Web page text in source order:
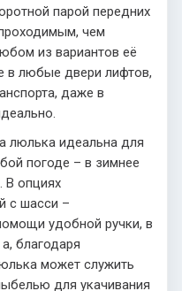
парой передних
чем
из вариантов её
в любые двери лифтов,
даже в
люлька идеальна для
погоде – в зимнее
В опциях
с шасси –
удобной ручки, в
благодаря
может служить
для укачивания